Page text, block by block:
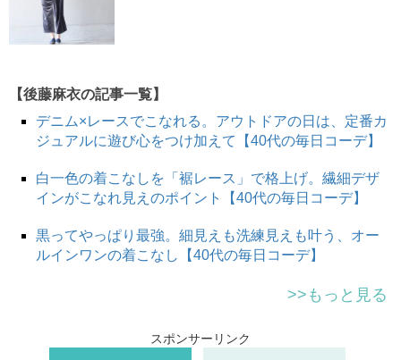
yuki(@yuki_5814m)がシェアした投稿
【後藤麻衣の記事一覧】
デニム×レースでこなれる。アウトドアの日は、定番カ
ジュアルに遊び心をつけ加えて【40代の毎日コーデ】
白一色の着こなしを「裾レース」で格上げ。繊細デザ
インがこなれ見えのポイント【40代の毎日コーデ】
黒ってやっぱり最強。細見えも洗練見えも叶う、オー
ルインワンの着こなし【40代の毎日コーデ】
>>もっと見る
スポンサーリンク